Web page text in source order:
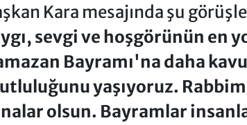
Kara mesajında şu
sevgi ve hoşgörünün en
Bayramı'na daha
yaşıyoruz.
olsun. Bayramlar